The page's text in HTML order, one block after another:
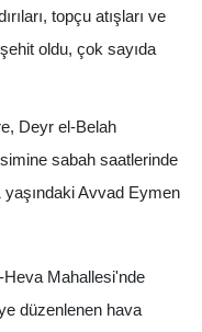
topçu atışları ve
oldu, çok sayıda
Deyr el-Belah
sabah saatlerinde
yaşındaki Avvad Eymen
Heva Mahallesi'nde
düzenlenen hava